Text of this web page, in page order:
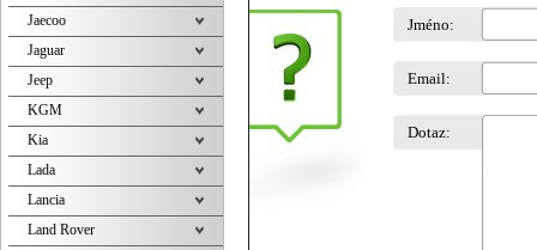
Jméno:
Email:
Dotaz:
Jaecoo
Jaguar
Jeep
KGM
Kia
Lada
Lancia
Land Rover